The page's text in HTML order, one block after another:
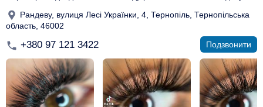
Рандеву, вулиця Лесі Українки, 4, Тернопіль, Тернопільська
область, 46002
+380 97 121 3422 Подзвонити